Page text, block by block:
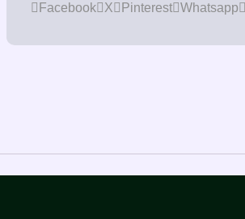
Facebook X Pinterest Whatsapp